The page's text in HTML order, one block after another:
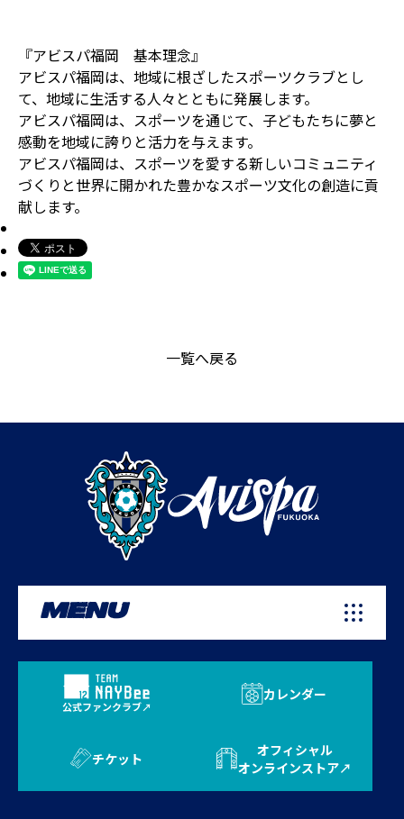
『アビスパ福岡 基本理念』
アビスパ福岡は、地域に根ざしたスポーツクラブとし
て、地域に生活する人々とともに発展します。
アビスパ福岡は、スポーツを通じて、子どもたちに夢と
感動を地域に誇りと活力を与えます。
アビスパ福岡は、スポーツを愛する新しいコミュニティ
づくりと世界に開かれた豊かなスポーツ文化の創造に貢
献します。
一覧へ戻る
MENU
公式ファンクラブ
カレンダー
チケット
オフィシャル
オンラインストア